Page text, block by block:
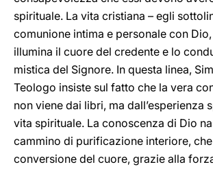
spirituale. La vita cristiana – egli
comunione intima e personale con
illumina il cuore del credente e lo
mistica del Signore. In questa linea,
Teologo insiste sul fatto che la vera
non viene dai libri, ma dall’esperienza
vita spirituale. La conoscenza di Dio
cammino di purificazione interiore,
conversione del cuore, grazie alla